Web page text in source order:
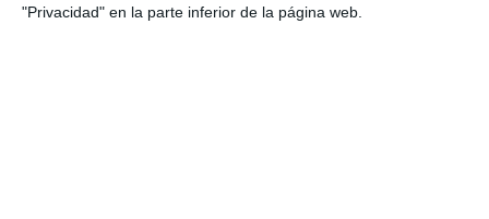
"Privacidad" en la parte inferior de la página web.
107 fallecidos en las carreteras en julio, a pesar de ser el 2º